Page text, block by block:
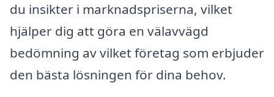
du insikter i marknadspriserna, vilket
hjälper dig att göra en välavvägd
bedömning av vilket företag som erbjuder
den bästa lösningen för dina behov.